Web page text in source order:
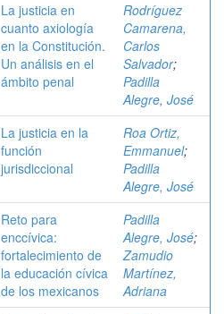
La justicia en
cuanto axiología
en la Constitución.
Un análisis en el
ámbito penal
Rodríguez
Camarena,
Carlos
Salvador;
Padilla
Alegre, José
La justicia en la
función
jurisdiccional
Roa Ortiz,
Emmanuel;
Padilla
Alegre, José
Reto para
enccívica:
fortalecimiento de
la educación cívica
de los mexicanos
Padilla
Alegre, José;
Zamudio
Martínez,
Adriana